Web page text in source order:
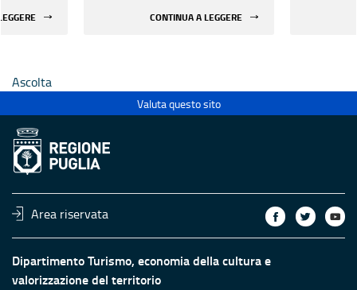
CONTINUA A LEGGERE
Ascolta
Valuta questo sito
Area riservata
Dipartimento Turismo, economia della cultura e
valorizzazione del territorio